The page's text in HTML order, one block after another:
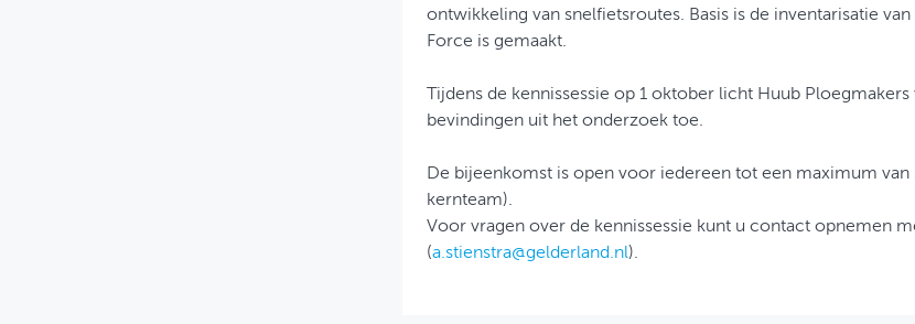
ontwikkeling van snelfietsroutes. Basis is de inventarisatie
Force is gemaakt.
Tijdens de kennissessie op 1 oktober licht Huub
bevindingen uit het onderzoek toe.
De bijeenkomst is open voor iedereen tot een maximum van
kernteam).
Voor vragen over de kennissessie kunt u contact opnemen
(a.stienstra@gelderland.nl).